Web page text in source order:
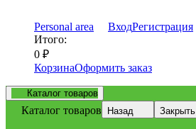
Personal area ВходРегистрация
Итого:
0 ₽
КорзинаОформить заказ
Каталог товаров
Каталог товаров Назад Закрыть